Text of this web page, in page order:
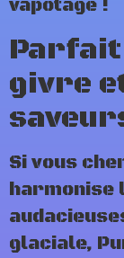
vapotage !
Parfait
givre
Si vous
harmonise
glaciale,